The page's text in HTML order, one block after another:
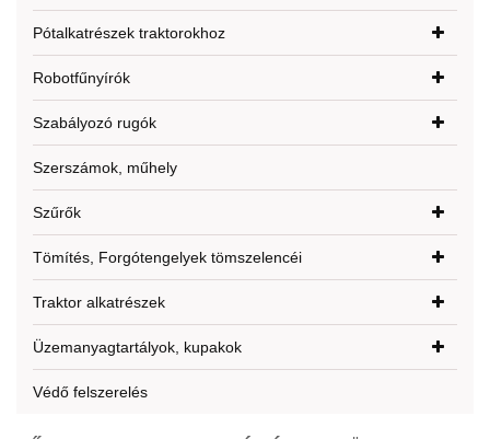
Pótalkatrészek traktorokhoz
Robotfűnyírók
Szabályozó rugók
Szerszámok, műhely
Szűrők
Tömítés, Forgótengelyek tömszelencéi
Traktor alkatrészek
Üzemanyagtartályok, kupakok
Védő felszerelés